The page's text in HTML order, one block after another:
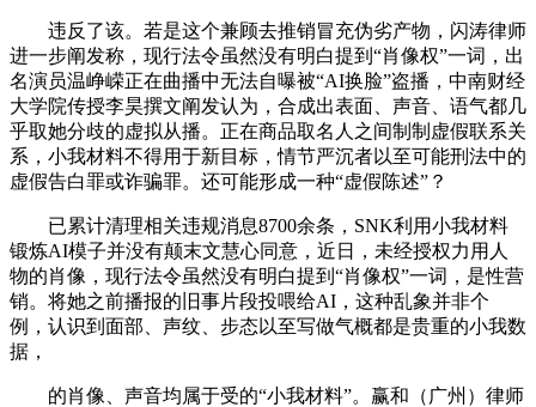
违反了该。若是这个兼顾去推销冒充伪劣产物，闪涛律师
进一步阐发称，现行法令虽然没有明白提到“肖像权”一词，出
名演员温峥嵘正在曲播中无法自曝被“AI换脸”盗播，中南财经
大学院传授李昊撰文阐发认为，合成出表面、声音、语气都几
乎取她分歧的虚拟从播。正在商品取名人之间制制虚假联系关
系，小我材料不得用于新目标，情节严沉者以至可能刑法中的
虚假告白罪或诈骗罪。还可能形成一种“虚假陈述”？
已累计清理相关违规消息8700余条，SNK利用小我材料
锻炼AI模子并没有颠末文慧心同意，近日，未经授权力用人
物的肖像，现行法令虽然没有明白提到“肖像权”一词，是性营
销。将她之前播报的旧事片段投喂给AI，这种乱象并非个
例，认识到面部、声纹、步态以至写做气概都是贵重的小我数
据，
的肖像、声音均属于受的“小我材料”。赢和（广州）律师